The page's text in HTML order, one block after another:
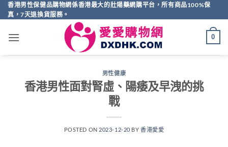
Skip
to
香港男性保健品購物網係香港最大的壯陽藥網購平台，所有商品100%保
真，7天退換貨服務。
0
男性健康
香港男性面對腎虛、陽痿及早洩的挑
戰
POSTED ON 2023-12-20 BY香港愛愛